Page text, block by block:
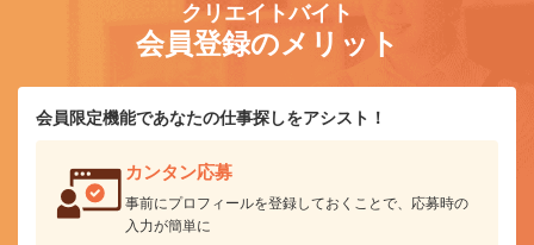
クリエイトバイト
会員登録のメリット
会員限定機能であなたの仕事探しをアシスト！
カンタン応募
事前にプロフィールを登録しておくことで、応募時の
入力が簡単に